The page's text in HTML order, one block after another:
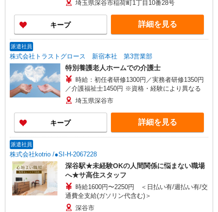
埼玉県深谷市稲荷町1丁目10番28号
キープ 詳細を見る
派遣社員
株式会社トラストグロース 新宿本社 第3営業部
特別養護老人ホームでの介護士
時給：初任者研修1300円／実務者研修1350円
／介護福祉士1450円 ※資格・経験により異なる
埼玉県深谷市
キープ 詳細を見る
派遣社員
株式会社kotrio /●SI-H-2067228
深谷駅★未経験OKの人間関係に悩まない職場
へ★サ高住スタッフ
時給1600円〜2250円 ＜日払い有/週払い有/交
通費全支給(ガソリン代含む)＞
深谷市